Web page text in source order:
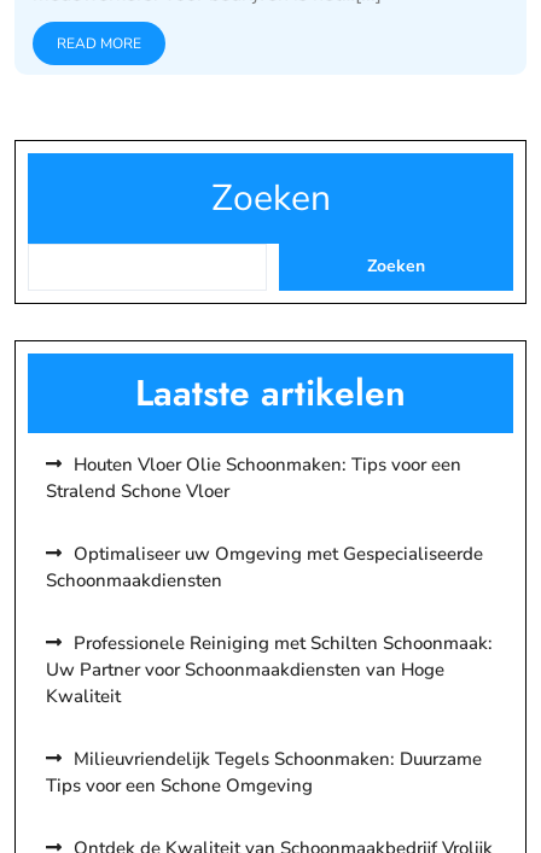
READ MORE
Zoeken
Zoeken
Laatste artikelen
Houten Vloer Olie Schoonmaken: Tips voor een
Stralend Schone Vloer
Optimaliseer uw Omgeving met Gespecialiseerde
Schoonmaakdiensten
Professionele Reiniging met Schilten Schoonmaak:
Uw Partner voor Schoonmaakdiensten van Hoge
Kwaliteit
Milieuvriendelijk Tegels Schoonmaken: Duurzame
Tips voor een Schone Omgeving
Ontdek de Kwaliteit van Schoonmaakbedrijf Vrolijk